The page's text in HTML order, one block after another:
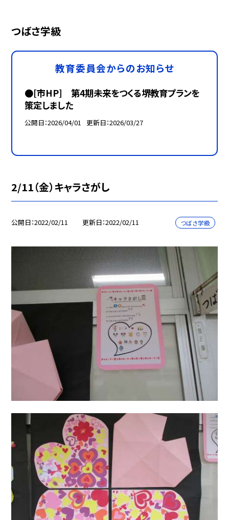
つばさ学級
教育委員会からのお知らせ
●[市HP] 第4期未来をつくる堺教育プランを
策定しました
公開日 2026/04/01 更新日 2026/03/27
2/11（金）キャラさがし
公開日 2022/02/11 更新日 2022/02/11 つばさ学級